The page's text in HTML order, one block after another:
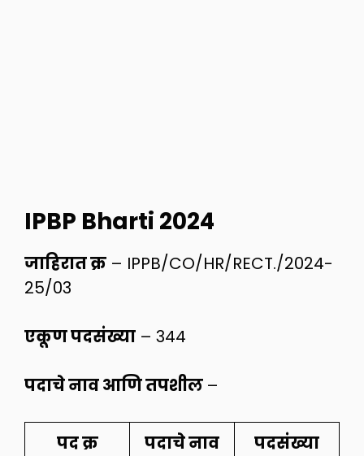
IPBP Bharti 2024
जाहिरात क्र – IPPB/CO/HR/RECT./2024-
25/03
एकूण पदसंख्या – 344
पदाचे नाव आणि तपशील –
पदक्र पदाचेनाव पदसंख्या